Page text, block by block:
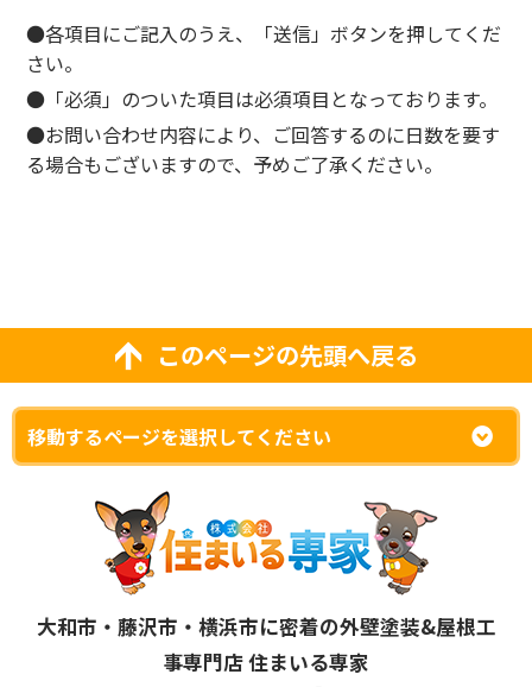
●各項目にご記入のうえ、「送信」ボタンを押してくだ
さい。
●「必須」のついた項目は必須項目となっております。
●お問い合わせ内容により、ご回答するのに日数を要す
る場合もございますので、予めご了承ください。
このページの先頭へ戻る
大和市・藤沢市・横浜市に密着の外壁塗装&屋根工
事専門店 住まいる専家